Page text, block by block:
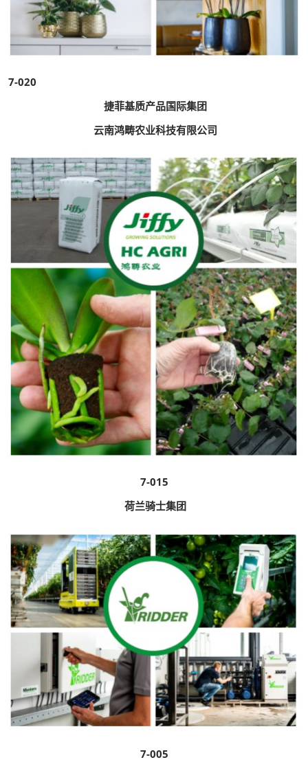
7-020
捷菲基质产品国际集团
云南鸿畴农业科技有限公司
7-015
荷兰骑士集团
7-005